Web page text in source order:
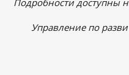
Управление по